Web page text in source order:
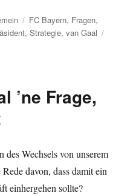
Schlagwörter
FC Bayern, Fragen,
,Strategie,van Gaal
’ne Frage,
Wechsels von unserem
davon, dass damit ein
einhergehen sollte?